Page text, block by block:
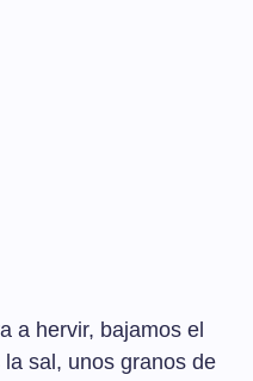
a hervir, bajamos el
sal, unos granos de